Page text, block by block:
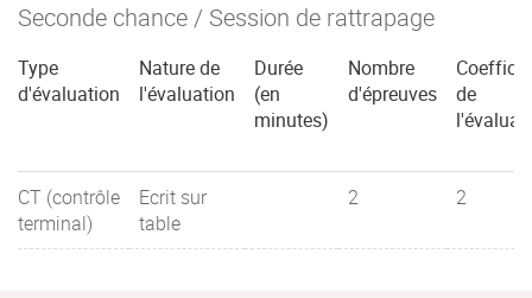
Seconde chance / Session de rattrapage
Type
d'évaluation
Nature de
l'évaluation
Durée
(en
minutes)
Nombre
d'épreuves
de
CT (contrôle
terminal)
Ecrit sur
table
2 2